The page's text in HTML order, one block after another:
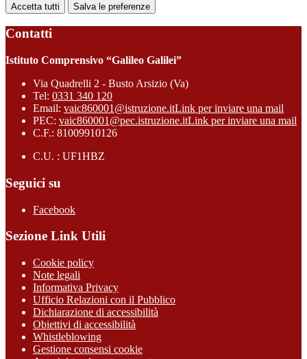
Accetta tutti Salva le preferenze
Contatti
Istituto Comprensivo “Galileo Galilei”
Via Quadrelli 2 - Busto Arsizio (Va)
Tel: 0331 340 120
Email: vaic860001@istruzione.itLink per inviare una mail
PEC: vaic860001@pec.istruzione.itLink per inviare una mail
C.F.: 81009910126
C.U. : UF1HBZ
Seguici su
Facebook
Sezione Link Utili
Cookie policy
Note legali
Informativa Privacy
Ufficio Relazioni con il Pubblico
Dichiarazione di accessibilità
Obiettivi di accessibilità
Whistleblowing
Gestione consensi cookie